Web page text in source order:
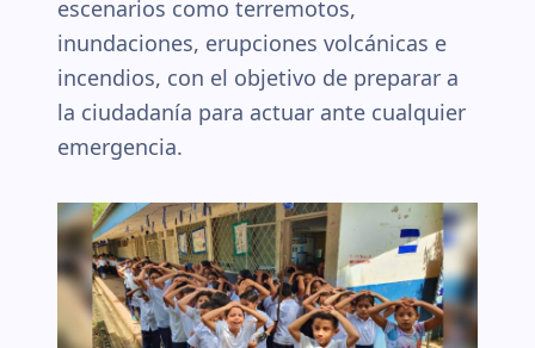
escenarios como terremotos,
inundaciones, erupciones volcánicas e
incendios, con el objetivo de preparar a
la ciudadanía para actuar ante cualquier
emergencia.